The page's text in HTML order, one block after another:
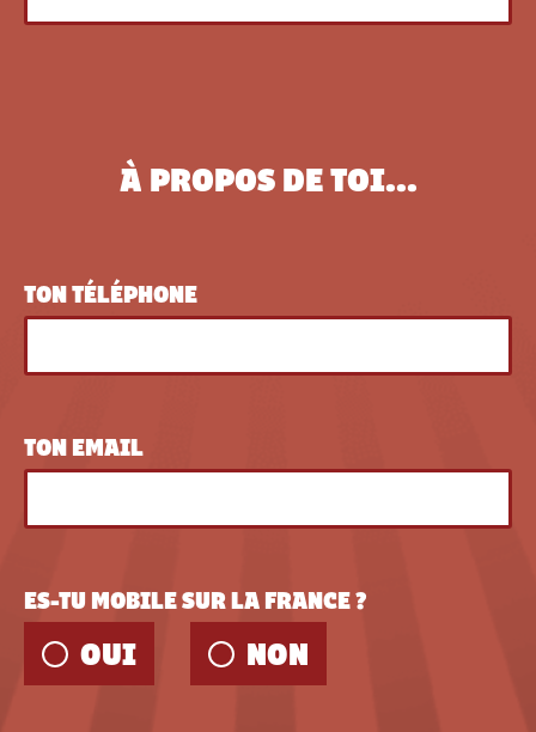
À PROPOS DE TOI...
TON TÉLÉPHONE
TON EMAIL
ES-TU MOBILE SUR LA FRANCE ?
OUI NON